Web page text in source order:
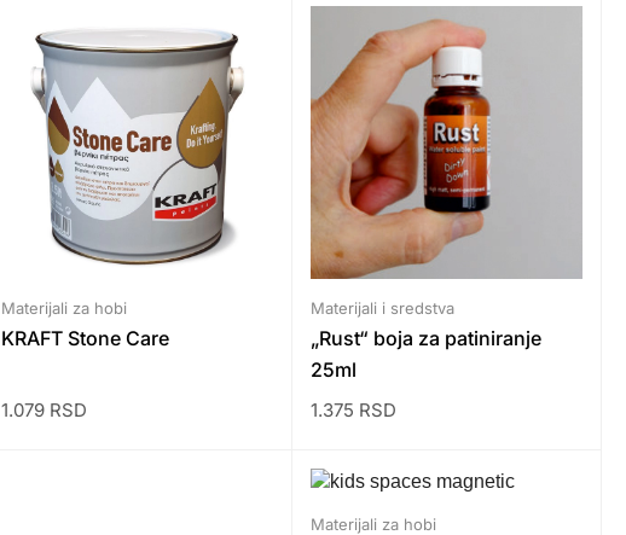
Materijali za hobi
KRAFT Stone Care
1.079 RSD
Materijali i sredstva
„Rust“ boja za patiniranje
25ml
1.375 RSD
Materijali za hobi